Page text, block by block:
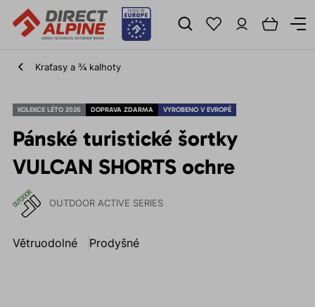
Kraťasy a ¾ kalhoty
KOLEKCE LÉTO 2026 DOPRAVA ZDARMA VYROBENO V EVROPĚ
Pánské turistické šortky
VULCAN SHORTS ochre
OUTDOOR ACTIVE SERIES
Větruodolné Prodyšné